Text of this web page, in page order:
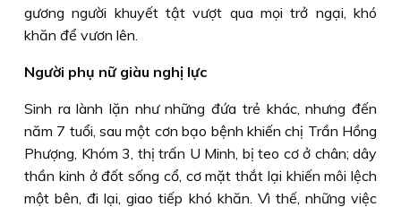
gương người khuyết tật vượt qua mọi trở ngại, khó
khăn để vươn lên.
Người phụ nữ giàu nghị lực
Sinh ra lành lặn như những đứa trẻ khác, nhưng đến
năm 7 tuổi, sau một cơn bạo bệnh khiến chị Trần Hồng
Phượng, Khóm 3, thị trấn U Minh, bị teo cơ ở chân; dây
thần kinh ở đốt sống cổ, cơ mặt thắt lại khiến môi lệch
một bên, đi lại, giao tiếp khó khăn. Vì thế, những việc